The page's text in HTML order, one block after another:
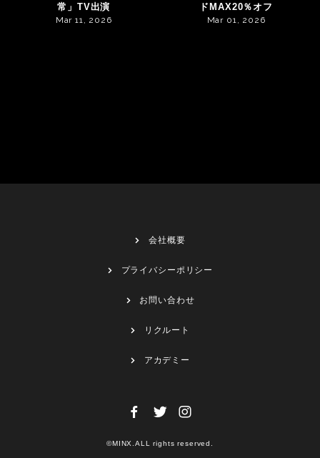
常」TV出演
Mar 11, 2026
ドMAX20％オフ
Mar 01, 2026
会社概要
プライバシーポリシー
お問い合わせ
リクルート
アカデミー
©MINX.ALL rights reserved.